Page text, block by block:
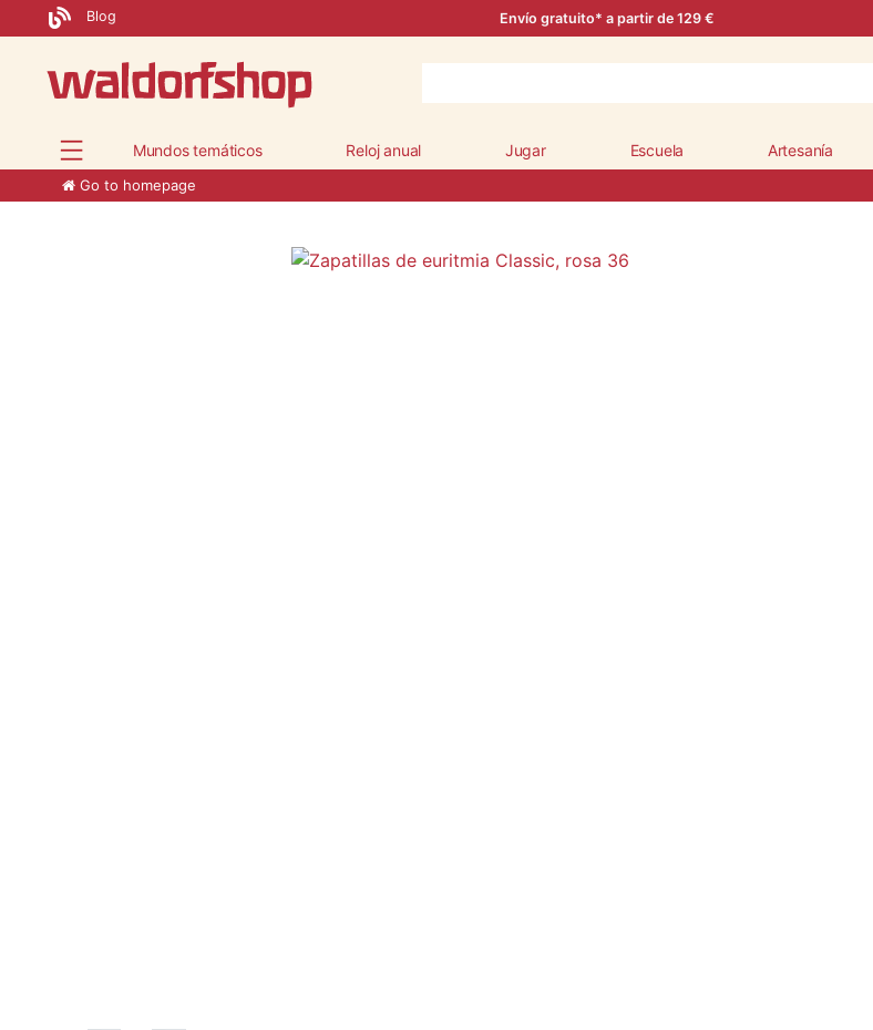
Blog Envío gratuito* a partir de 129 €
Mundos temáticos Reloj anual Jugar Escuela Artesanía
Go to homepage